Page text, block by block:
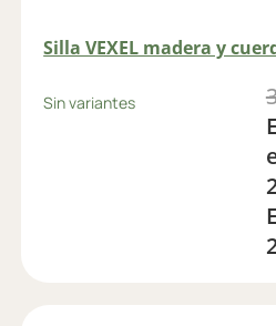
Silla VEXEL madera y
Sin variantes